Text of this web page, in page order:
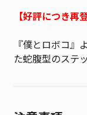
【好評につき再
『僕とロボコ
た蛇腹型のステ